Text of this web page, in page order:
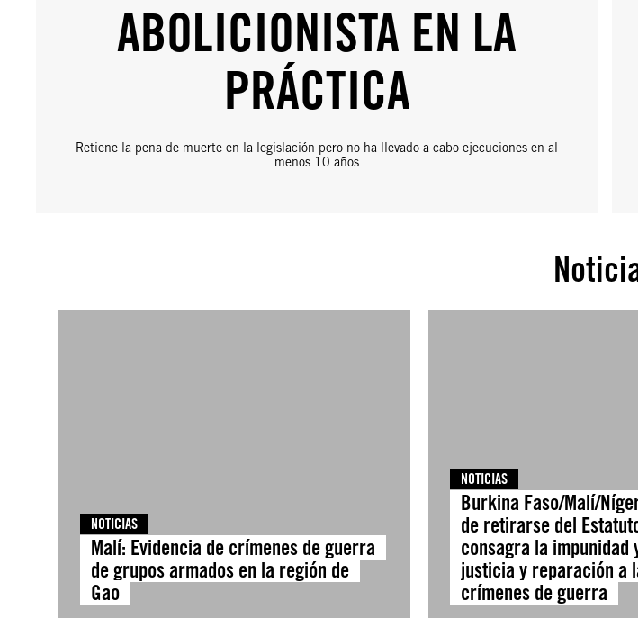
ABOLICIONISTA EN LA
PRÁCTICA
Retiene la pena de muerte en la legislación pero no ha llevado a cabo ejecuciones en al
menos 10 años
NOTICIAS
Malí: Evidencia de crímenes de guerra
de grupos armados en la región de
Gao
NOTICIAS
Burkina Faso/Malí/
de retirarse del
consagra la impunidad
justicia y reparación a
crímenes de guerra